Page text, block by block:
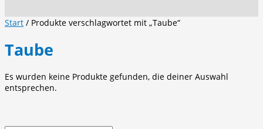
Start / Produkte verschlagwortet mit „Taube“
Taube
Es wurden keine Produkte gefunden, die deiner Auswahl
entsprechen.